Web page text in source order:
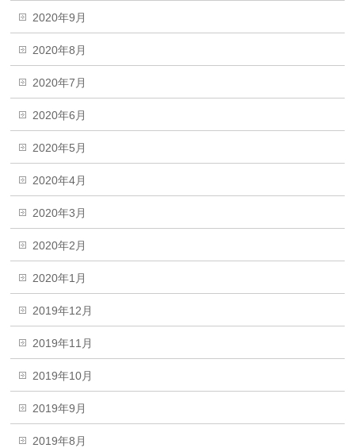
2020年9月
2020年8月
2020年7月
2020年6月
2020年5月
2020年4月
2020年3月
2020年2月
2020年1月
2019年12月
2019年11月
2019年10月
2019年9月
2019年8月